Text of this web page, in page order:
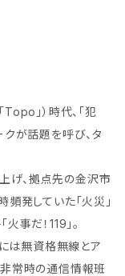
」）時代、「犯
が話題を呼び、タ
げ、拠点先の金沢市
発していた「火災」
事だ！119」。
は無資格無線とア
常時の通信情報班